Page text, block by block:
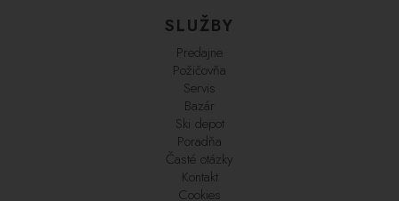
SLUŽBY
Predajne
Požičovňa
Servis
Bazár
Ski depot
Poradňa
Časté otázky
Kontakt
Cookies